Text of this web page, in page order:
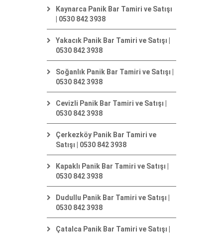
Kaynarca Panik Bar Tamiri ve Satışı
| 0530 842 3938
Yakacık Panik Bar Tamiri ve Satışı |
0530 842 3938
Soğanlık Panik Bar Tamiri ve Satışı |
0530 842 3938
Cevizli Panik Bar Tamiri ve Satışı |
0530 842 3938
Çerkezköy Panik Bar Tamiri ve
Satışı | 0530 842 3938
Kapaklı Panik Bar Tamiri ve Satışı |
0530 842 3938
Dudullu Panik Bar Tamiri ve Satışı |
0530 842 3938
Çatalca Panik Bar Tamiri ve Satışı |